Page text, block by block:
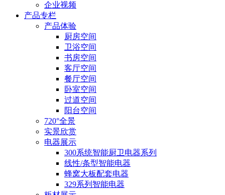
企业视频
产品专栏
产品体验
厨房空间
卫浴空间
书房空间
客厅空间
餐厅空间
卧室空间
过道空间
阳台空间
720°全景
实景欣赏
电器展示
300系统智能厨卫电器系列
线性/条型智能电器
蜂窝大板配套电器
329系列智能电器